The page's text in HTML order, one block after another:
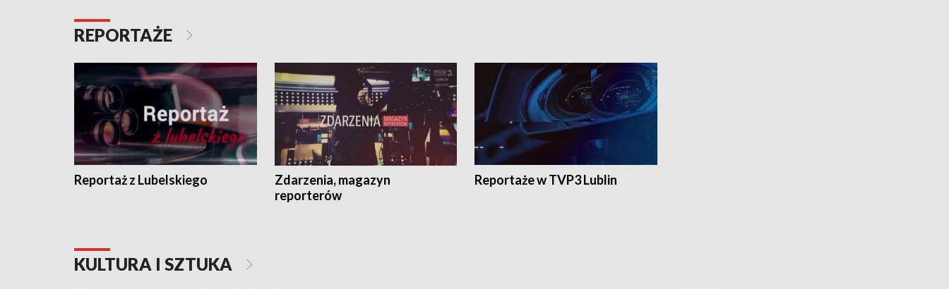
REPORTAŻE
Reportaż z Lubelskiego
Zdarzenia, magazyn
reporterów
Reportaże w TVP3 Lublin
KULTURA I SZTUKA